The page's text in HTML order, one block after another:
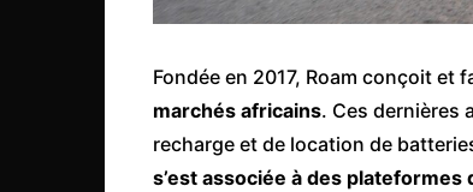
Zimbabwe
Fondée en 2017, Roam conçoit et
marchés africains. Ces dernières
recharge et de location de
s’est associée à des